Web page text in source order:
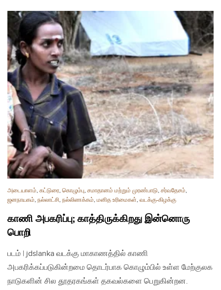
அடையாளம், கட்டுரை, கொழும்பு, சமாதானம் மற்றும் முரண்பாடு, சர்வதேசம்,
ஜனநாயகம், நல்லாட்சி, நல்லிணக்கம், மனித உரிமைகள், வடக்கு-கிழக்கு
காணி அபகரிப்பு; காத்திருக்கிறது இன்னொரு
பொறி
படம் | jdslanka வடக்கு மாகாணத்தில் காணி
அபகரிக்கப்படுகின்றமை தொடர்பாக கொழும்பில் உள்ள மேற்குலக
நாடுகளின் சில தூதரகங்கள் தகவல்களை பெறுகின்றன.